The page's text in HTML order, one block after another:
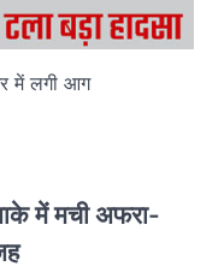
में लगी आग
में मची अफरा-